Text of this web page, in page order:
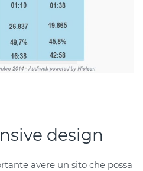
design
avere un sito che possa